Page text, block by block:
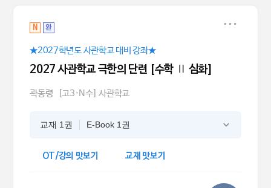
N 완
★2027학년도 사관학교 대비 강좌★
2027 사관학교 극한의 단련 [수학 Ⅱ 심화]
곽동령 [고3·N수] 사관학교
교재 1권 E-Book 1권
OT/강의 맛보기 교재 맛보기